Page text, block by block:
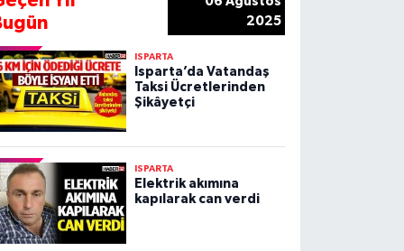
2025
ISPARTA
Isparta’da Vatandaş
Taksi Ücretlerinden
Şikâyetçi
ISPARTA
Elektrik akımına
kapılarak can verdi